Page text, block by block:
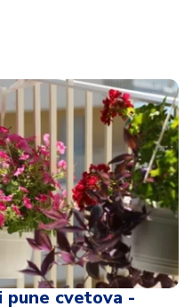
pune cvetova -